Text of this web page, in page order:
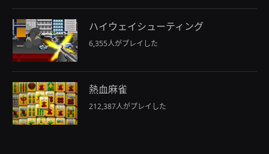
ハイウェイシューティング
6,355人がプレイした
熱血麻雀
212,387人がプレイした